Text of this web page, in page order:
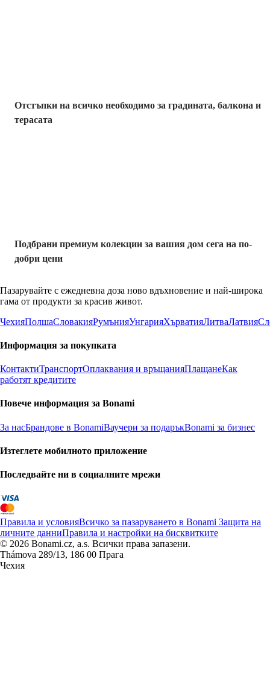
Отстъпки на всичко необходимо за градината, балкона и
терасата
Подбрани премиум колекции за вашия дом сега на по-
добри цени
Пазарувайте с ежедневна доза ново вдъхновение и най-широка
гама от продукти за красив живот.
ЧехияПолшаСловакияРумънияУнгарияХърватияЛитваЛатвия
Информация за покупката
КонтактиТранспортОплаквания и връщанияПлащанеКак
работят кредитите
Повече информация за Bonami
За насБрандове в BonamiВаучери за подаръкBonami за бизнес
Изтеглете мобилното приложение
Последвайте ни в социалните мрежи
Правила и условияВсичко за пазаруването в Bonami Защита на
личните данниПравила и настройки на бисквитките
© 2026 Bonami.cz, a.s. Всички права запазени.
Thámova 289/13, 186 00 Прага
Чехия